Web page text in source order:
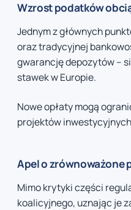
Wzrost podatków
Jednym z głównych
oraz tradycyjnej
gwarancję depozytów –
stawek w Europie.
Nowe opłaty mogą
projektów
Apel o zrównoważone
Mimo krytyki części
koalicyjnego, uznając je